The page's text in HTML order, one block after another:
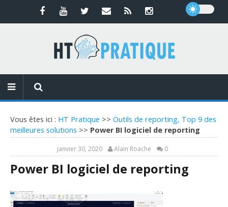
Vous êtes ici : HT Pratique >> Outils de reporting, Top 9 des
meilleures solutions >> Power BI logiciel de reporting
janvier 30, 2020 Alain Roache 0
Power BI logiciel de reporting